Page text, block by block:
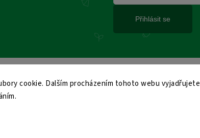
cookie. Dalším procházením tohoto webu vyjadřujete
Přihlásit se